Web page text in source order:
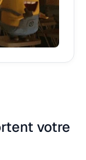
votre